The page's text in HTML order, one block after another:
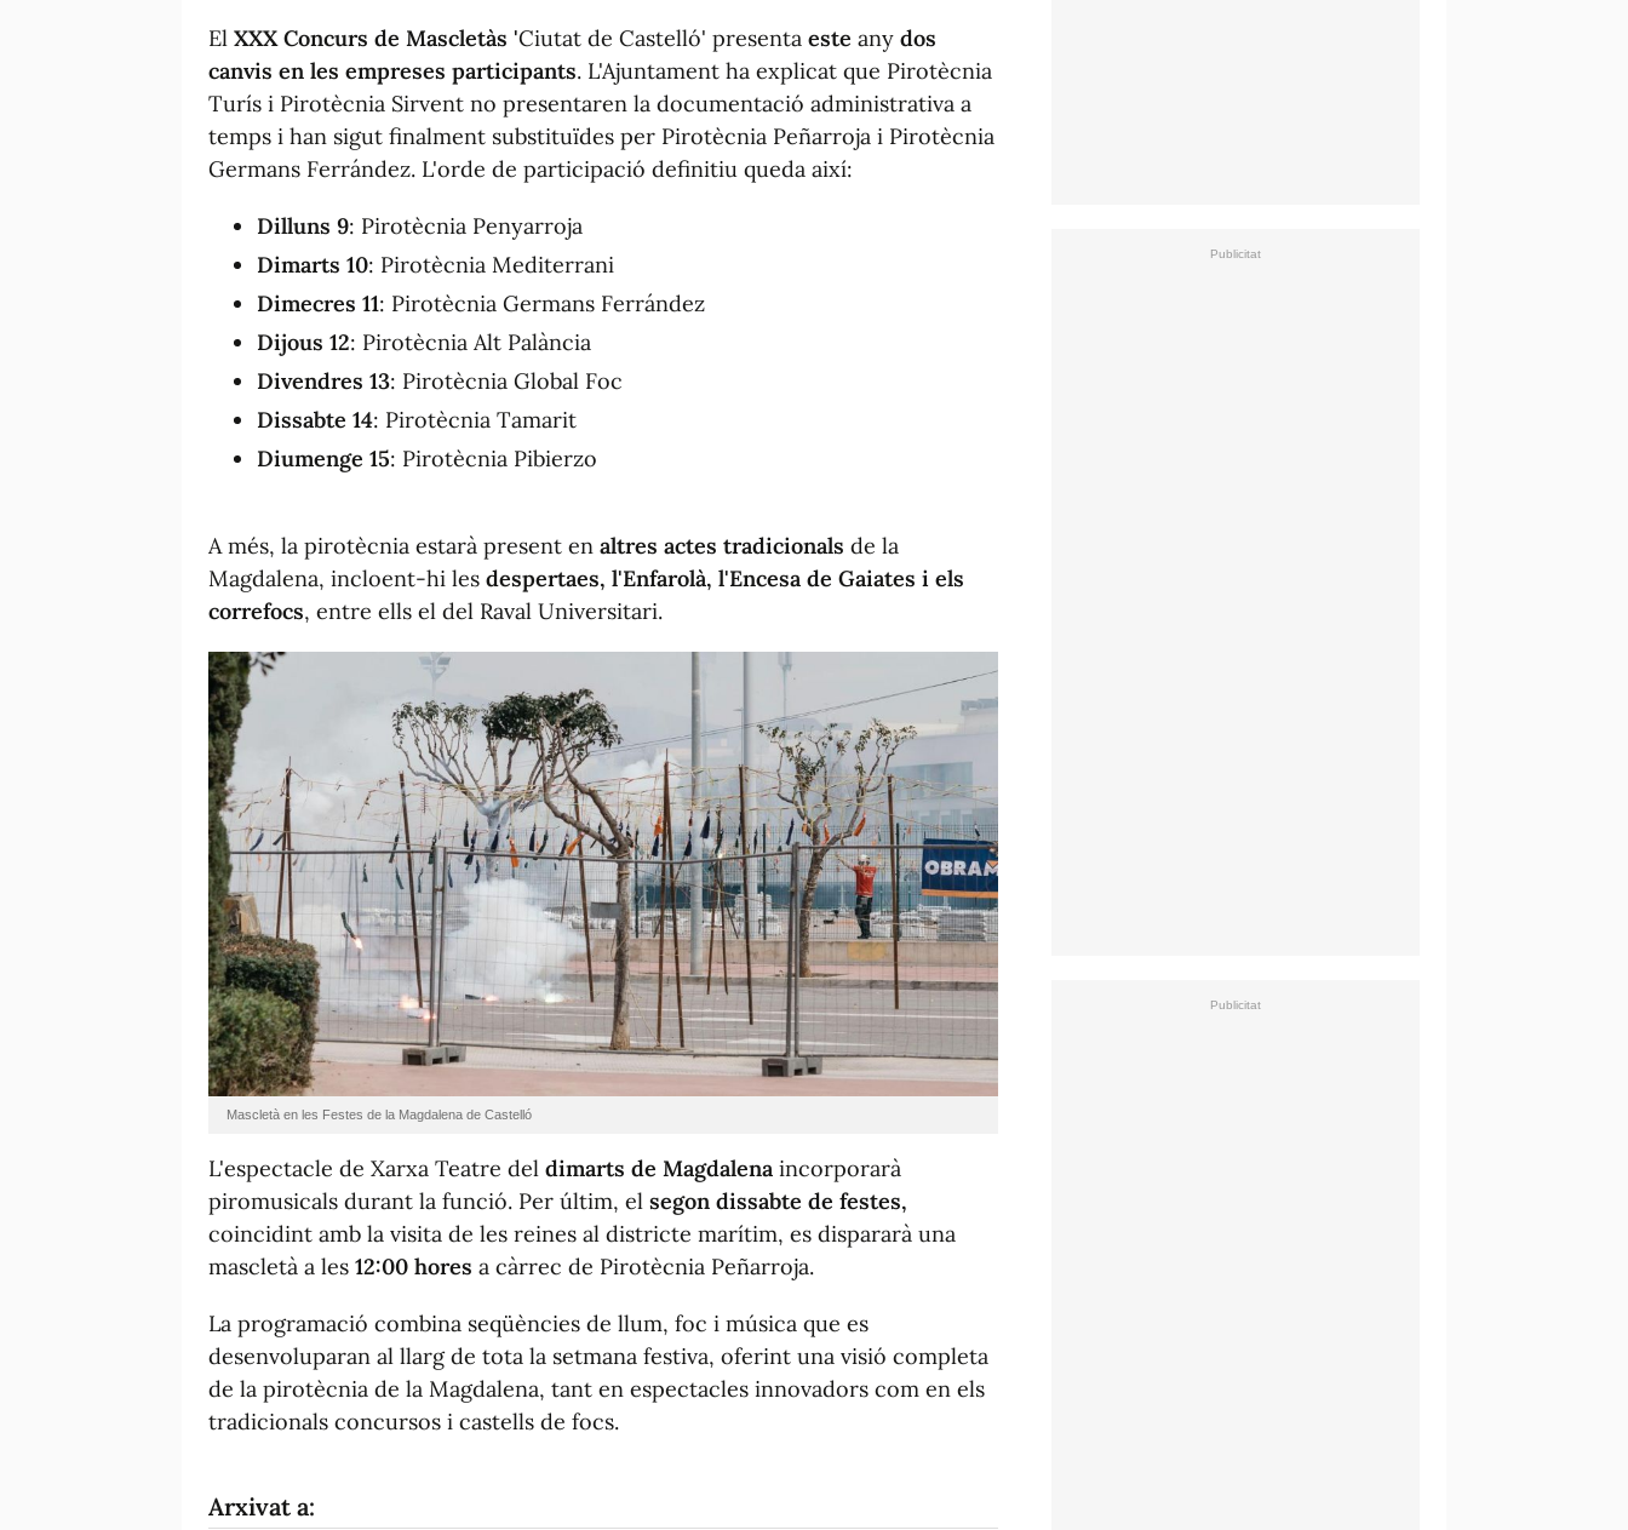
El XXX Concurs de Mascletàs 'Ciutat de Castelló' presenta este any dos
canvis en les empreses participants. L'Ajuntament ha explicat que Pirotècnia
Turís i Pirotècnia Sirvent no presentaren la documentació administrativa a
temps i han sigut finalment substituïdes per Pirotècnia Peñarroja i Pirotècnia
Germans Ferrández. L'orde de participació definitiu queda així:
Dilluns 9: Pirotècnia Penyarroja
Dimarts 10: Pirotècnia Mediterrani
Dimecres 11: Pirotècnia Germans Ferrández
Dijous 12: Pirotècnia Alt Palància
Divendres 13: Pirotècnia Global Foc
Dissabte 14: Pirotècnia Tamarit
Diumenge 15: Pirotècnia Pibierzo
A més, la pirotècnia estarà present en altres actes tradicionals de la
Magdalena, incloent-hi les despertaes, l'Enfarolà, l'Encesa de Gaiates i els
correfocs, entre ells el del Raval Universitari.
Mascletà en les Festes de la Magdalena de Castelló
L'espectacle de Xarxa Teatre del dimarts de Magdalena incorporarà
piromusicals durant la funció. Per últim, el segon dissabte de festes,
coincidint amb la visita de les reines al districte marítim, es dispararà una
mascletà a les 12:00 hores a càrrec de Pirotècnia Peñarroja.
La programació combina seqüències de llum, foc i música que es
desenvoluparan al llarg de tota la setmana festiva, oferint una visió completa
de la pirotècnia de la Magdalena, tant en espectacles innovadors com en els
tradicionals concursos i castells de focs.
Arxivat a: